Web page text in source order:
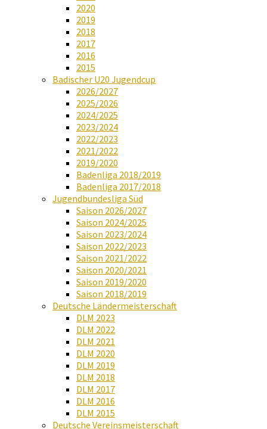
2020
2019
2018
2017
2016
2015
Badischer U20 Jugendcup
2026/2027
2025/2026
2024/2025
2023/2024
2022/2023
2021/2022
2019/2020
Badenliga 2018/2019
Badenliga 2017/2018
Jugendbundesliga Süd
Saison 2026/2027
Saison 2024/2025
Saison 2023/2024
Saison 2022/2023
Saison 2021/2022
Saison 2020/2021
Saison 2019/2020
Saison 2018/2019
Deutsche Ländermeisterschaft
DLM 2023
DLM 2022
DLM 2021
DLM 2020
DLM 2019
DLM 2018
DLM 2017
DLM 2016
DLM 2015
Deutsche Vereinsmeisterschaft